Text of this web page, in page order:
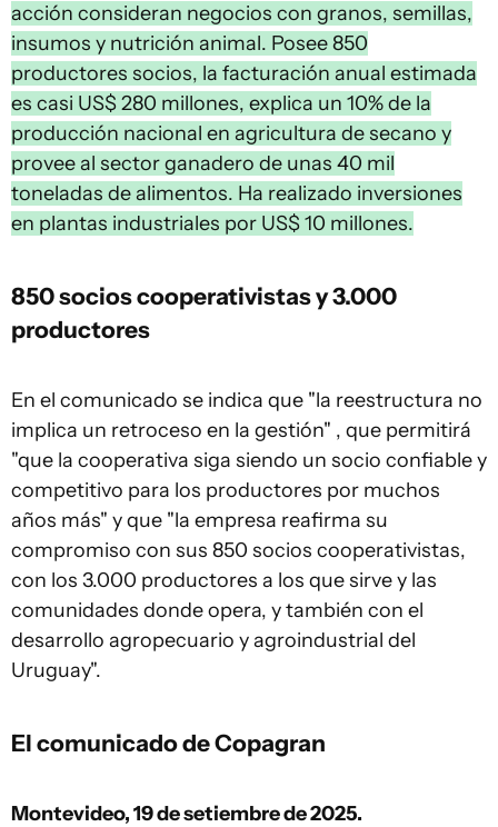
acción consideran negocios con granos, semillas,
insumos y nutrición animal. Posee 850
productores socios, la facturación anual estimada
es casi US$ 280 millones, explica un 10% de la
producción nacional en agricultura de secano y
provee al sector ganadero de unas 40 mil
toneladas de alimentos. Ha realizado inversiones
en plantas industriales por US$ 10 millones.
850 socios cooperativistas y 3.000
productores
En el comunicado se indica que "la reestructura no
implica un retroceso en la gestión" , que permitirá
"que la cooperativa siga siendo un socio confiable y
competitivo para los productores por muchos
años más" y que "la empresa reafirma su
compromiso con sus 850 socios cooperativistas,
con los 3.000 productores a los que sirve y las
comunidades donde opera, y también con el
desarrollo agropecuario y agroindustrial del
Uruguay".
El comunicado de Copagran
Montevideo, 19 de setiembre de 2025.